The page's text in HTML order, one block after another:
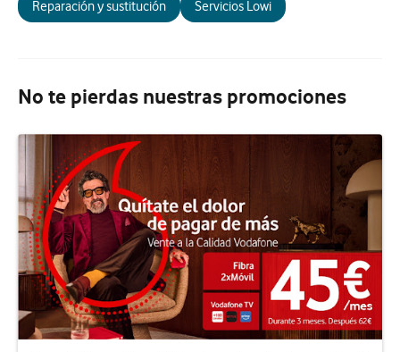
Reparación y sustitución Servicios Lowi
No te pierdas nuestras promociones